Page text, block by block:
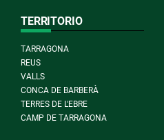
TERRITORIO
TARRAGONA
REUS
VALLS
CONCA DE BARBERÀ
TERRES DE L'EBRE
CAMP DE TARRAGONA